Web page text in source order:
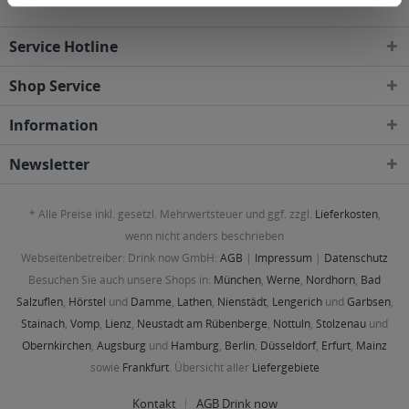
Service Hotline
Shop Service
Information
Newsletter
* Alle Preise inkl. gesetzl. Mehrwertsteuer und ggf. zzgl. Lieferkosten,
wenn nicht anders beschrieben
Webseitenbetreiber: Drink now GmbH: AGB | Impressum | Datenschutz
Besuchen Sie auch unsere Shops in: München, Werne, Nordhorn, Bad
Salzuflen, Hörstel und Damme, Lathen, Nienstädt, Lengerichund Garbsen,
Stainach, Vomp, Lienz, Neustadt am Rübenberge, Nottuln, Stolzenau und
Obernkirchen, Augsburg und Hamburg, Berlin, Düsseldorf, Erfurt, Mainz
sowie Frankfurt. Übersicht aller Liefergebiete
Kontakt AGB Drink now